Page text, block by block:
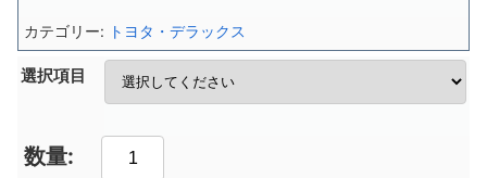
選択項目
カテゴリー: トヨタ・デラックス